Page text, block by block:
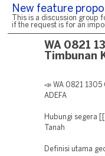
New feature
This is a discussion group
if the request is for an
WA 0821
Timbunan
📣 WA 0821
ADEFA
Hubungi segera
Tanah
Definisi utama